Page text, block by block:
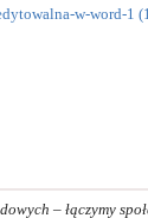
w-word-1
– łączymy